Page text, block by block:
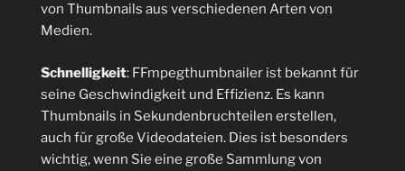
von Thumbnails aus verschiedenen Arten von
Medien.
Schnelligkeit: FFmpegthumbnailer ist bekannt für
seine Geschwindigkeit und Effizienz. Es kann
Thumbnails in Sekundenbruchteilen erstellen,
auch für große Videodateien. Dies ist besonders
wichtig, wenn Sie eine große Sammlung von